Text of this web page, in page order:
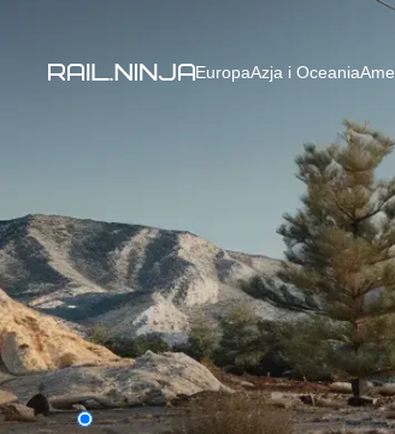
EuropaAzja i Oceania